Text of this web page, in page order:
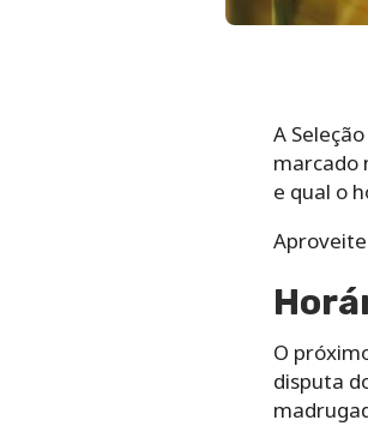
A
marcado
e qual o
O
disputa